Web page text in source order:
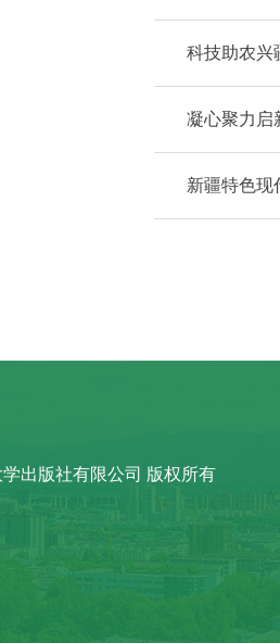
科技助农兴
凝心聚力启
新疆特色现
出版社有限公司 版权所有